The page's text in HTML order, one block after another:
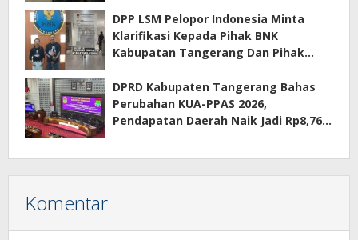
DPP LSM Pelopor Indonesia Minta
Klarifikasi Kepada Pihak BNK
Kabupatan Tangerang Dan Pihak
Terkait Sewa Kamar Per Jam
DPRD Kabupaten Tangerang Bahas
Perubahan KUA-PPAS 2026,
Pendapatan Daerah Naik Jadi Rp8,76
Komentar